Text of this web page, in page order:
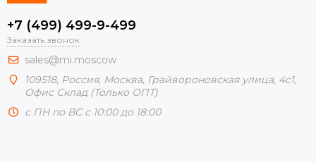
+7 (499) 499-9-499
Заказать звонок
sales@mi.moscow
109518, Россия, Москва, Грайвороновская улица, 4с1,
Офис Склад (Только ОПТ)
с ПН по ВС с 10:00 до 18:00